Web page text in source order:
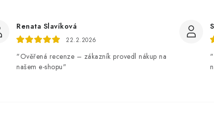
Renata Slavíková
22.2.2026
"Ověřená recenze – zákazník provedl nákup na
našem e-shopu"